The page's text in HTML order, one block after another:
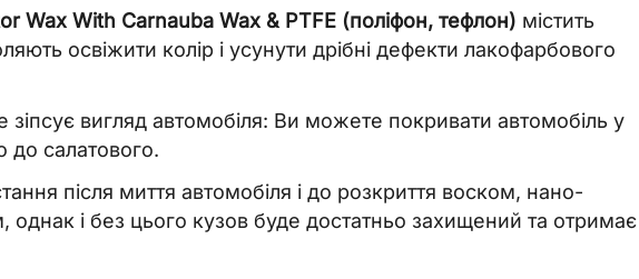
Wax With Carnauba Wax & PTFE (поліфон, тефлон) містить
освіжити колір і усунути дрібні дефекти лакофарбового
зіпсує вигляд автомобіля: Ви можете покривати автомобіль у
до салатового.
після миття автомобіля і до розкриття воском, нано-
і без цього кузов буде достатньо захищений та отримає